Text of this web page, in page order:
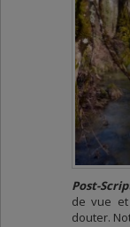
Post-
de vue et
douter.